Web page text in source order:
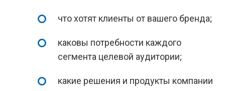
что хотят клиенты от вашего бренда;
каковы потребности каждого
сегмента целевой аудитории;
какие решения и продукты компании